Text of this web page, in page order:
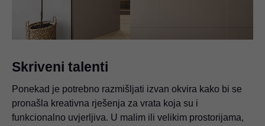
Skriveni talenti
Ponekad je potrebno razmišljati izvan okvira kako bi se
pronašla kreativna rješenja za vrata koja su i
funkcionalno uvjerljiva. U malim ili velikim prostorijama,